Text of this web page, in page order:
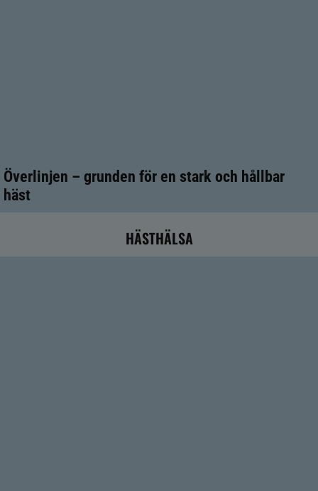
Överlinjen – grunden för en stark och hållbar
häst
HÄSTHÄLSA